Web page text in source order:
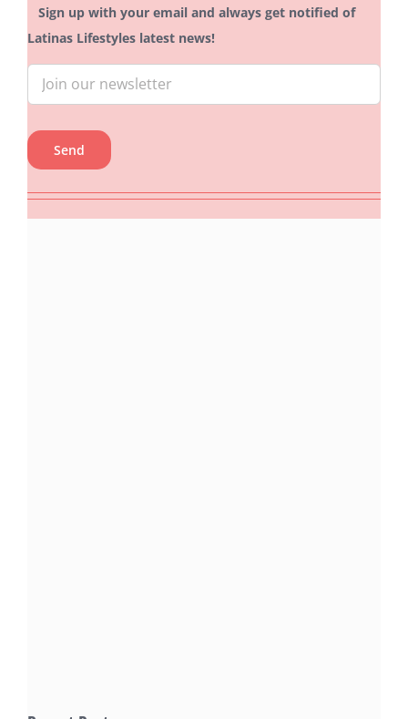
Sign up with your email and always get notified of
Latinas Lifestyles latest news!